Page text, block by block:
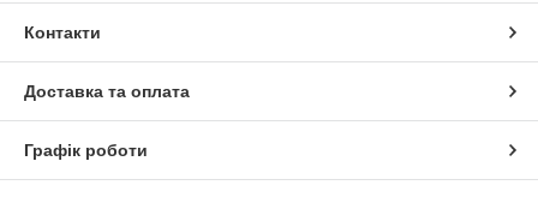
Контакти
Доставка та оплата
Графік роботи